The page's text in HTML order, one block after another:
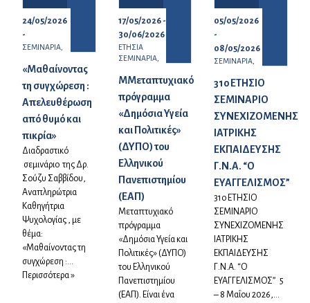
24/05/2026
-
ΣΕΜΙΝΑΡΙΑ,
«Μαθαίνοντας
τη συγχώρεση :
Απελευθέρωση
από θυμό και
πικρία»
Διαδραστικό
σεμινάριο της Δρ.
Σούζυ Σαββίδου,
Αναπληρώτρια
Καθηγήτρια
Ψυχολογίας , με
θέμα:
«Μαθαίνοντας τη
συγχώρεση :...
Περισσότερα »
17/05/2026 -
30/06/2026
ΕΤΗΣΙΑ
ΣΕΜΙΝΑΡΙΑ,
ΜΜεταπτυχιακό
πρόγραμμα
«Δημόσια Υγεία
και Πολιτικές»
(ΔΥΠΟ) του
Ελληνικού
Πανεπιστημίου
(ΕΑΠ)
Μεταπτυχιακό
πρόγραμμα
«Δημόσια Υγεία και
Πολιτικές» (ΔΥΠΟ)
του Ελληνικού
Πανεπιστημίου
(ΕΑΠ). Είναι ένα
05/05/2026
-
08/05/2026
ΣΕΜΙΝΑΡΙΑ,
31ο ΕΤΗΣΙΟ
ΣΕΜΙΝΑΡΙΟ
ΣΥΝΕΧΙΖΟΜΕΝΗΣ
ΙΑΤΡΙΚΗΣ
ΕΚΠΑΙΔΕΥΣΗΣ
Γ.Ν.Α. “Ο
ΕΥΑΓΓΕΛΙΣΜΟΣ”
31ο ΕΤΗΣΙΟ
ΣΕΜΙΝΑΡΙΟ
ΣΥΝΕΧΙΖΟΜΕΝΗΣ
ΙΑΤΡΙΚΗΣ
ΕΚΠΑΙΔΕΥΣΗΣ
Γ.Ν.Α. “Ο
ΕΥΑΓΓΕΛΙΣΜΟΣ” 5
– 8 Μαΐου 2026,...